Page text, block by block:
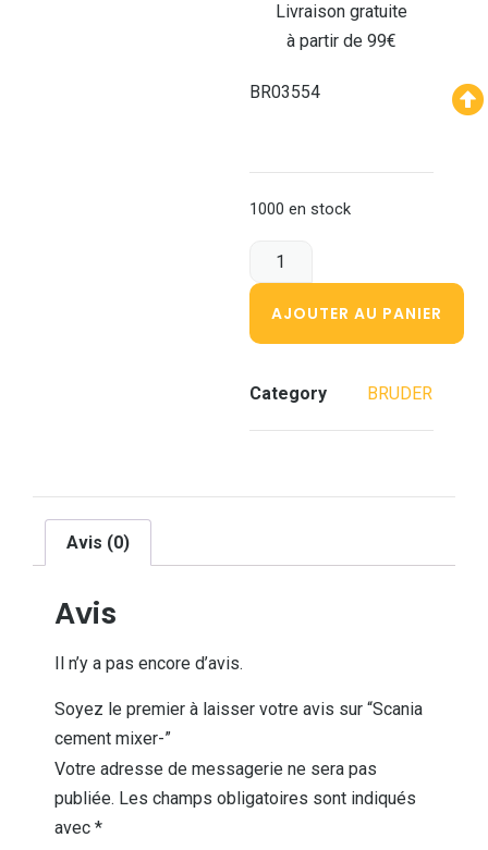
Livraison gratuite
à partir de 99€
BR03554
1000 en stock
AJOUTER AU PANIER
Category BRUDER
Avis (0)
Avis
Il n’y a pas encore d’avis.
Soyez le premier à laisser votre avis sur “Scania
cement mixer-”
Votre adresse de messagerie ne sera pas
publiée. Les champs obligatoires sont indiqués
avec *